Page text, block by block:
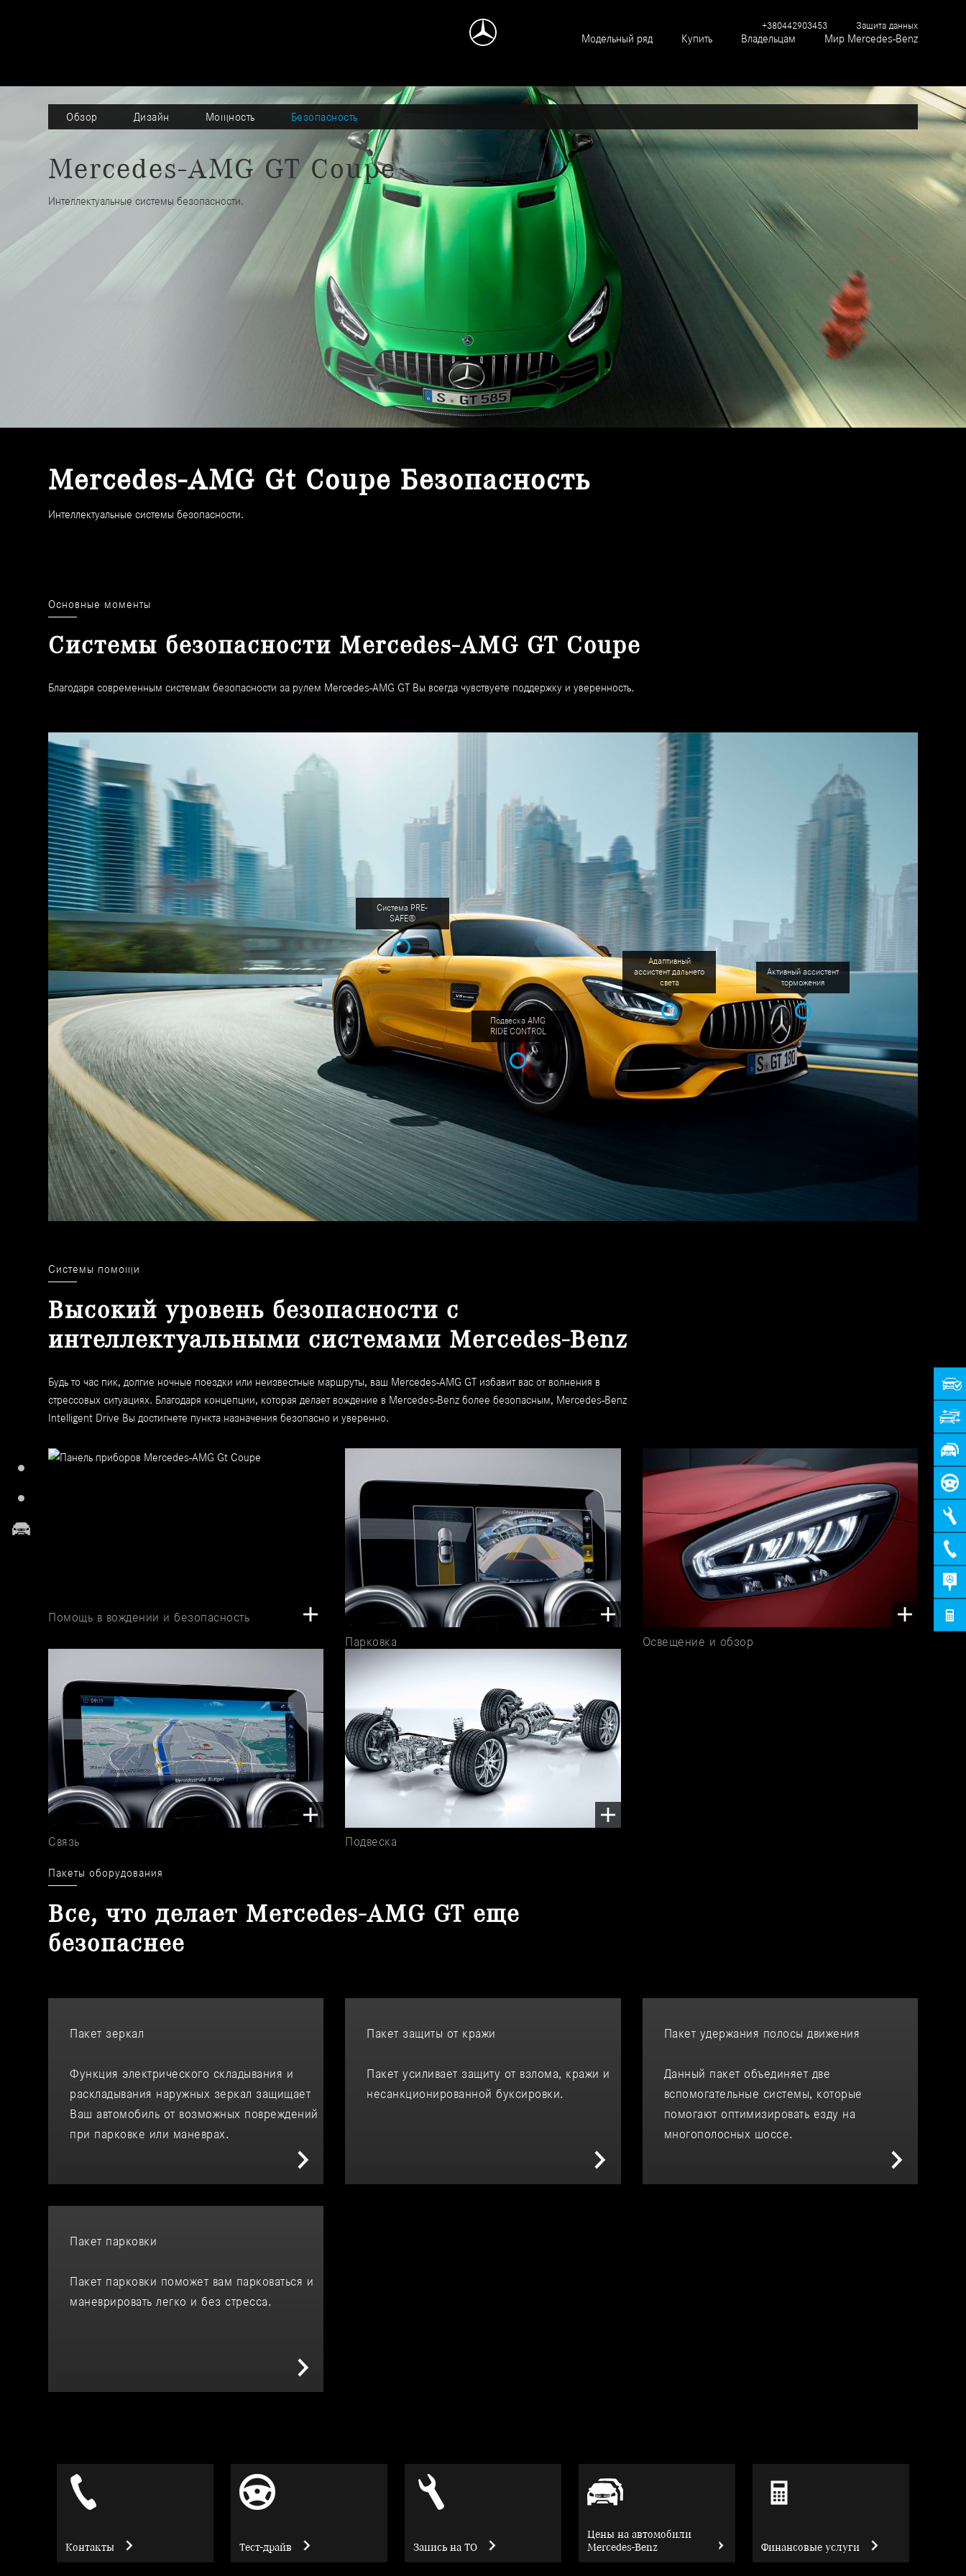
Защита данных
+380442903453
Модельный ряд Купить Владельцам Мир Mercedes-Benz
Обзор Дизайн Мощность Безопасность
Mercedes-AMG GT Coupe
Интеллектуальные системы безопасности.
Mercedes-AMG Gt Coupe Безопасность
Интеллектуальные системы безопасности.
Основные моменты
Системы безопасности Mercedes-AMG GT Coupe
Благодаря современным системам безопасности за рулем Mercedes-AMG GT Вы всегда чувствуете поддержку и уверенность.
Подвеска AMG
RIDE CONTROL
Активный ассистент
торможения
Система PRE-
SAFE®
Адаптивный
ассистент дальнего
света
Системы помощи
Высокий уровень безопасности с
интеллектуальными системами Mercedes-Benz
Будь то час пик, долгие ночные поездки или неизвестные маршруты, ваш Mercedes-AMG GT избавит вас от волнения в
стрессовых ситуациях. Благодаря концепции, которая делает вождение в Mercedes-Benz более безопасным, Mercedes-Benz
Intelligent Drive Вы достигнете пункта назначения безопасно и уверенно.
Помощь в вождении и безопасность
Парковка
Освещение и обзор
Связь Подвеска
Пакеты оборудования
Все, что делает Mercedes-AMG GT еще
безопаснее
Пакет зеркал
Функция электрического складывания и
раскладывания наружных зеркал защищает
Ваш автомобиль от возможных повреждений
при парковке или маневрах.
Пакет защиты от кражи
Пакет усиливает защиту от взлома, кражи и
несанкционированной буксировки.
Пакет удержания полосы движения
Данный пакет объединяет две
вспомогательные системы, которые
помогают оптимизировать езду на
многополосных шоссе.
Пакет парковки
Пакет парковки поможет вам парковаться и
маневрировать легко и без стресса.
Контакты Тест-драйв Запись на ТО
Цены на автомобили
Mercedes-Benz
Финансовые услуги